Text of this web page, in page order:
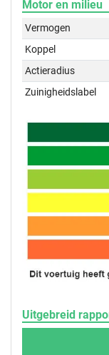
Motor en milieu
Vermogen
Koppel
Actieradius
Zuinigheidslabel
Uitgebreid